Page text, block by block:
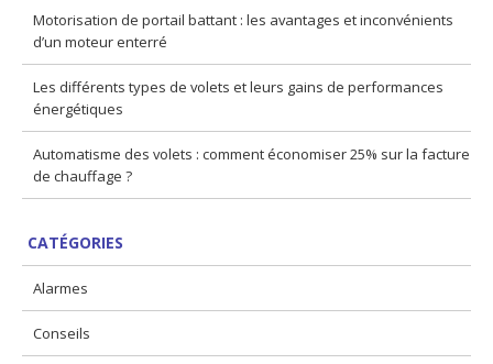
Motorisation de portail battant : les avantages et inconvénients
d’un moteur enterré
Les différents types de volets et leurs gains de performances
énergétiques
Automatisme des volets : comment économiser 25% sur la facture
de chauffage ?
CATÉGORIES
Alarmes
Conseils